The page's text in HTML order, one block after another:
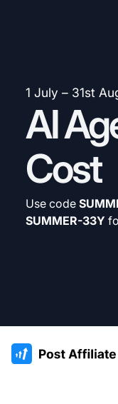
1 July – 31st
AI
Cost
Use code
SUMMER-33Y
:site.title